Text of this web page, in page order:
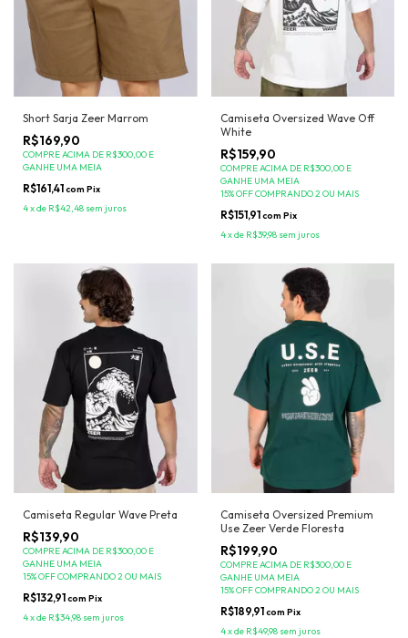
Short Sarja Zeer Marrom
R$169,90
COMPRE ACIMA DE R$300,00 E
GANHE UMA MEIA
R$161,41com Pix
4xde R$42,48 sem juros
Camiseta Oversized Wave Off
White
R$159,90
COMPRE ACIMA DE R$300,00 E
GANHE UMA MEIA
15% OFF COMPRANDO 2 OU MAIS
R$151,91com Pix
4xde R$39,98 sem juros
Camiseta Regular Wave Preta
R$139,90
COMPRE ACIMA DE R$300,00 E
GANHE UMA MEIA
15% OFF COMPRANDO 2 OU MAIS
R$132,91com Pix
4xde R$34,98 sem juros
Camiseta Oversized Premium
Use Zeer Verde Floresta
R$199,90
COMPRE ACIMA DE R$300,00 E
GANHE UMA MEIA
15% OFF COMPRANDO 2 OU MAIS
R$189,91com Pix
4xde R$49,98 sem juros